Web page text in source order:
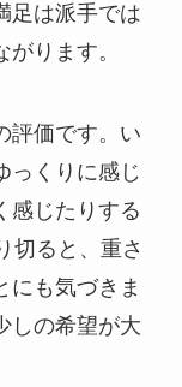
足は派手では
ります。
評価です。い
っくりに感じ
感じたりする
切ると、重さ
にも気づきま
しの希望が大